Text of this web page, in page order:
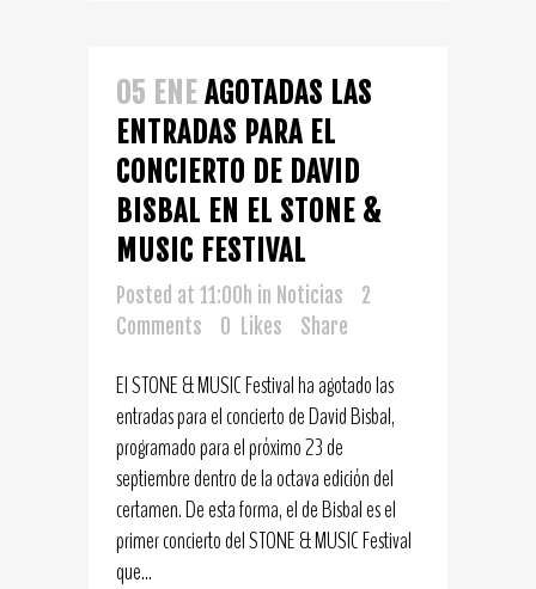
05 ENE AGOTADAS LAS
ENTRADAS PARA EL
CONCIERTO DE DAVID
BISBAL EN EL STONE &
MUSIC FESTIVAL
Posted at 11:00h in Noticias
2
Comments
0 Likes Share
El STONE & MUSIC Festival ha agotado las
entradas para el concierto de David Bisbal,
programado para el próximo 23 de
septiembre dentro de la octava edición del
certamen. De esta forma, el de Bisbal es el
primer concierto del STONE & MUSIC Festival
que...